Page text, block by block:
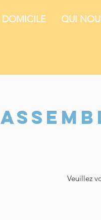
DOMICILE
QUI
Veuillez